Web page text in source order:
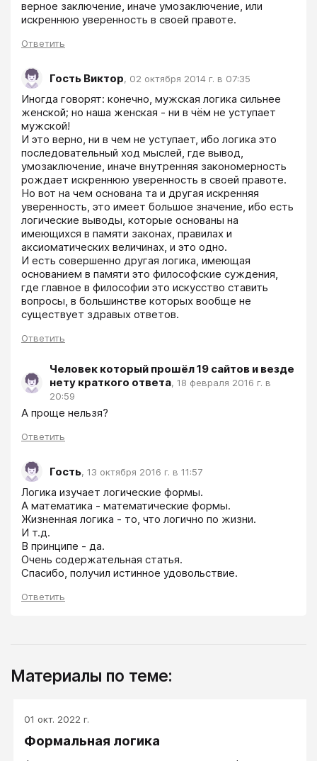
верное заключение, иначе умозаключение, или
Ответить
Гость Виктор, 02 октября 2014 г. в 07:35
Иногда говорят: конечно, мужская логика сильнее
женской; но наша женская - ни в чём не уступает
мужской!
И это верно, ни в чем не уступает, ибо логика это
последовательный ход мыслей, где вывод,
умозаключение, иначе внутренняя закономерность
рождает искреннюю уверенность в своей правоте.
Но вот на чем основана та и другая искренняя
уверенность, это имеет большое значение, ибо есть
логические выводы, которые основаны на
имеющихся в памяти законах, правилах и
аксиоматических величинах, и это одно.
И есть совершенно другая логика, имеющая
основанием в памяти это философские суждения,
где главное в философии это искусство ставить
вопросы, в большинстве которых вообще не
Ответить
Человек который прошёл 19 сайтов и везде
нету краткого ответа, 18 февраля 2016 г. в
20:59
А проще нельзя?
Ответить
Гость, 13 октября 2016 г. в 11:57
Логика изучает логические формы.
А математика - математические формы.
Жизненная логика - то, что логично по жизни.
И т.д.
В принципе - да.
Очень содержательная статья.
Спасибо, получил истинное удовольствие.
Ответить
Материалы по теме:
01 окт. 2022 г.
Формальная логика